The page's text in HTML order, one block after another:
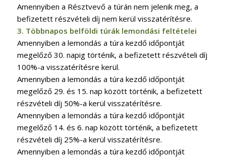
Amennyiben a Résztvevő a túrán nem jelenik meg, a
befizetett részvételi díj nem kerül visszatérítésre.
3. Többnapos belföldi túrák lemondási feltételei
Amennyiben a lemondás a túra kezdő időpontját
megelőző 30. napig történik, a befizetett részvételi díj
100%-a visszatérítésre kerül.
Amennyiben a lemondás a túra kezdő időpontját
megelőző 29. és 15. nap között történik, a befizetett
részvételi díj 50%-a kerül visszatérítésre.
Amennyiben a lemondás a túra kezdő időpontját
megelőző 14. és 6. nap között történik, a befizetett
részvételi díj 25%-a kerül visszatérítésre.
Amennyiben a lemondás a túra kezdő időpontját